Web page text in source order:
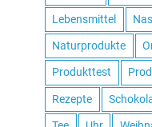
Lebensmittel
Naturprodukte
Produkttest
Rezepte